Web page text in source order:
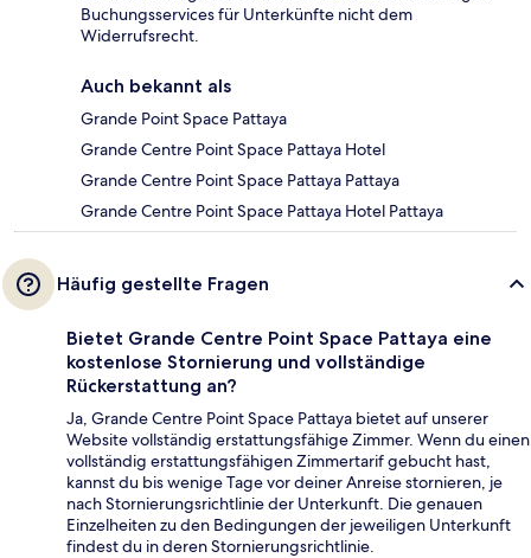
Buchungsservices für Unterkünfte nicht dem
Widerrufsrecht.
Auch bekannt als
Grande Point Space Pattaya
Grande Centre Point Space Pattaya Hotel
Grande Centre Point Space Pattaya Pattaya
Grande Centre Point Space Pattaya Hotel Pattaya
Häufig gestellte Fragen
Bietet Grande Centre Point Space Pattaya eine
kostenlose Stornierung und vollständige
Rückerstattung an?
Ja, Grande Centre Point Space Pattaya bietet auf unserer
Website vollständig erstattungsfähige Zimmer. Wenn du einen
vollständig erstattungsfähigen Zimmertarif gebucht hast,
kannst du bis wenige Tage vor deiner Anreise stornieren, je
nach Stornierungsrichtlinie der Unterkunft. Die genauen
Einzelheiten zu den Bedingungen der jeweiligen Unterkunft
findest du in deren Stornierungsrichtlinie.